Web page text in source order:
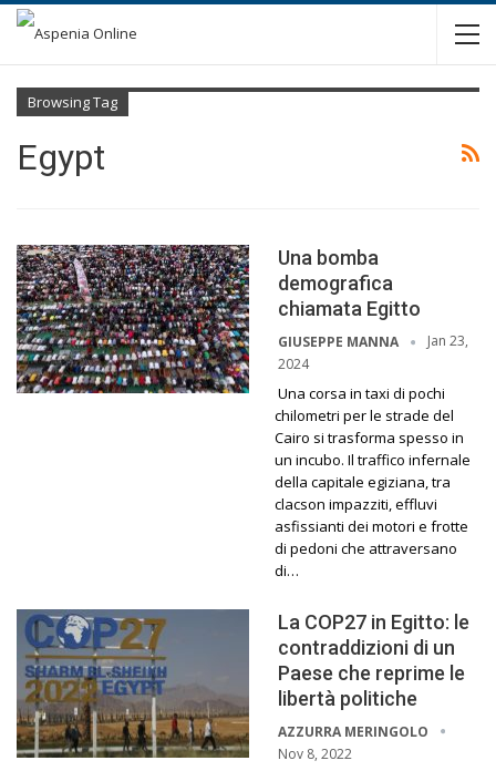
Browsing Tag
Egypt
Una bomba
demografica
chiamata Egitto
GIUSEPPE MANNA
Jan 23,
2024
Una corsa in taxi di pochi
chilometri per le strade del
Cairo si trasforma spesso in
un incubo. Il traffico infernale
della capitale egiziana, tra
clacson impazziti, effluvi
asfissianti dei motori e frotte
di pedoni che attraversano
di…
La COP27 in Egitto: le
contraddizioni di un
Paese che reprime le
libertà politiche
AZZURRA MERINGOLO
Nov 8, 2022